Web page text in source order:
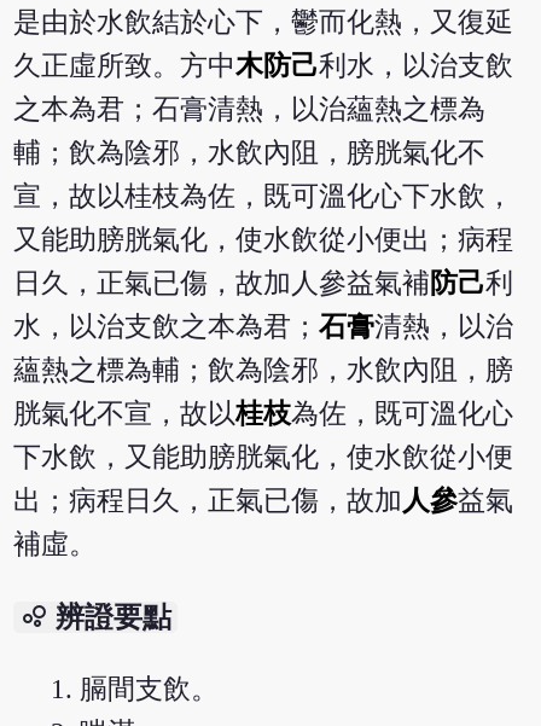
是由於水飲結於心下，鬱而化熱，又復延
久正虛所致。方中木防己利水，以治支飲
之本為君；石膏清熱，以治蘊熱之標為
輔；飲為陰邪，水飲內阻，膀胱氣化不
宣，故以桂枝為佐，既可溫化心下水飲，
又能助膀胱氣化，使水飲從小便出；病程
日久，正氣已傷，故加人參益氣補 防己利
水，以治支飲之本為君；石膏清熱，以治
蘊熱之標為輔；飲為陰邪，水飲內阻，膀
胱氣化不宣，故以桂枝為佐，既可溫化心
下水飲，又能助膀胱氣化，使水飲從小便
出；病程日久，正氣已傷，故加人參益氣
補虛。
bubble_chart 辨證要點
膈間支飲。